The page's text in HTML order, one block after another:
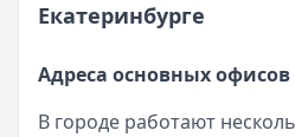
Екатеринбурге
Адреса основных офисов
В городе работают